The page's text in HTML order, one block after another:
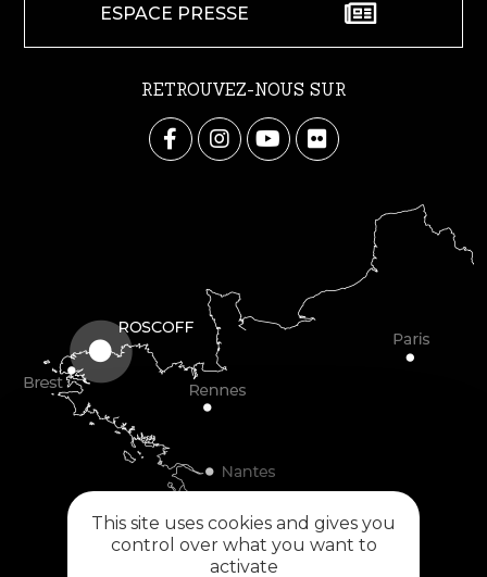
ESPACE PRESSE
RETROUVEZ-NOUS SUR
This site uses cookies and gives you
control over what you want to
activate